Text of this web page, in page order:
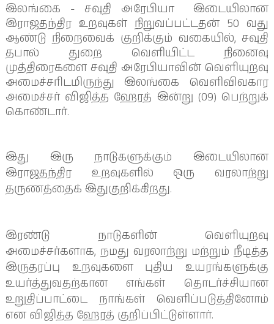
இலங்கை - சவுதி அரேபியா இடையிலான
இராஜதந்திர உறவுகள் நிறுவப்பட்டதன் 50 வது
ஆண்டு நிறைவைக் குறிக்கும் வகையில், சவுதி
தபால் துறை வெளியிட்ட நினைவு
முத்திரைகளை சவுதி அரேபியாவின் வெளியுறவு
அமைச்சரிடமிருந்து இலங்கை வெளிவிவகார
அமைச்சர் விஜித்த ஹேரத் இன்று (09) பெற்றுக்
கொண்டார்.
இது இரு நாடுகளுக்கும் இடையிலான
இராஜதந்திர உறவுகளில் ஒரு வரலாற்று
தருணத்தைக் இதுகுறிக்கிறது.
இரண்டு நாடுகளின் வெளியுறவு
அமைச்சர்களாக, நமது வரலாற்று மற்றும் நீடித்த
இருதரப்பு உறவுகளை புதிய உயரங்களுக்கு
உயர்த்துவதற்கான எங்கள் தொடர்ச்சியான
உறுதிப்பாட்டை நாங்கள் வெளிப்படுத்தினோம்
என விஜித்த ஹேரத் குறிப்பிட்டுள்ளார்.